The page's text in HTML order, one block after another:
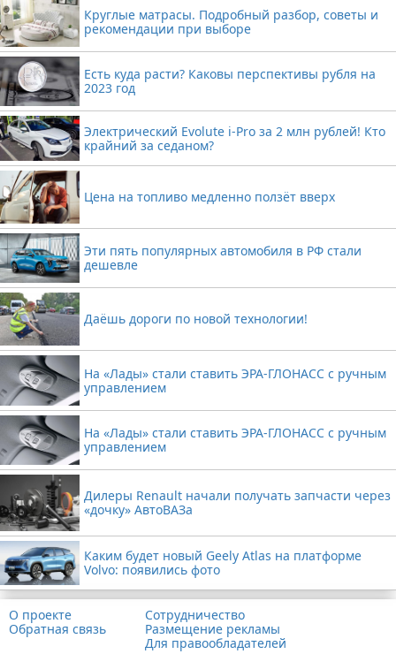
Круглые матрасы. Подробный разбор, советы и
рекомендации при выборе
Есть куда расти? Каковы перспективы рубля на
2023 год
Электрический Evolute i-Pro за 2 млн рублей! Кто
крайний за седаном?
Цена на топливо медленно ползёт вверх
Эти пять популярных автомобиля в РФ стали
дешевле
Даёшь дороги по новой технологии!
На «Лады» стали ставить ЭРА-ГЛОНАСС с ручным
управлением
На «Лады» стали ставить ЭРА-ГЛОНАСС с ручным
управлением
Дилеры Renault начали получать запчасти через
«дочку» АвтоВАЗа
Каким будет новый Geely Atlas на платформе
Volvo: появились фото
О проекте
Обратная связь
Сотрудничество
Размещение рекламы
Для правообладателей